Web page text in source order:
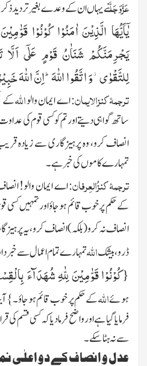
عَزَّوَجَلَّنے یہاں ان کے وعدے بغیر تردید
یٰۤاَیُّهَا الَّذِیْنَ اٰمَنُوْا كُوْنُوْا
یَجْرِمَنَّكُمْ شَنَاٰنُ قَوْمٍ عَلٰۤى اَلَّا
لِلتَّقْوٰى٘-وَ اتَّقُوا اللّٰهَؕ-اِنَّ اللّٰهَ
ترجمۂ کنزالایمان: اے ایمان والواللہکے
ساتھ گواہی دیتے اور تم کو کسی قوم کی
انصاف کرو، وہ پرہیزگاری سے زیادہ
تمہارےکامو ں کی خبر ہے۔
ترجمۂ کنزُالعِرفان:اے ایمان والو!
کے حکم پر خوب قائم ہوجاؤ اور تمہیں کسی
انصاف نہ کرو(بلکہ)انصاف کرو، یہ
ڈرو، بیشکاللہتمہارے تمام اعمال سے
{كُوْنُوْا قَوّٰمِیْنَ لِلّٰهِ شُهَدَآءَ
ہوئےاللہکے حکم پر خوب قائم ہوجاؤ۔}
فرمایا گیا ہے اور واضح فرمادیا کہ کسی قسم
سے نہ ہٹا سکے۔
عدل و انصاف کے دو اعلٰی